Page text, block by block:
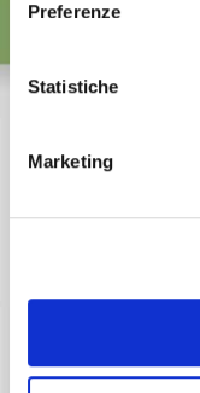
Preferenze
Statistiche
Marketing